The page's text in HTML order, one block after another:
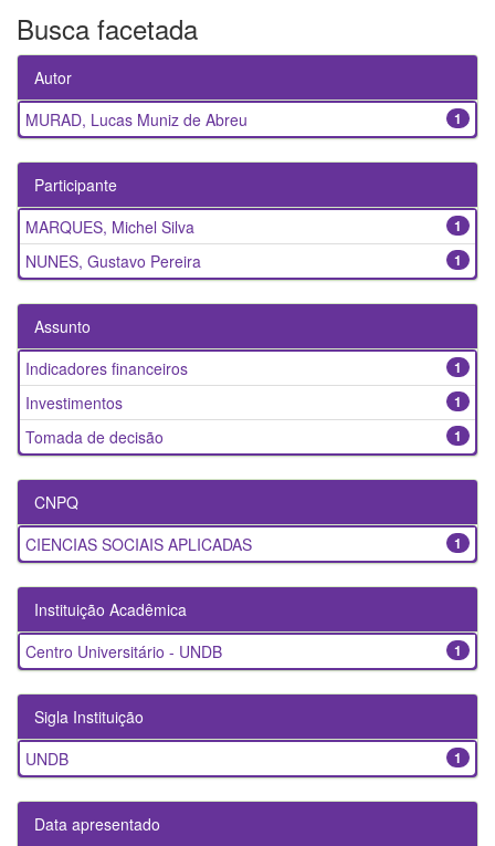
Busca facetada
Autor
1
MURAD, Lucas Muniz de Abreu
Participante
1
MARQUES, Michel Silva
1
NUNES, Gustavo Pereira
Assunto
1
Indicadores financeiros
1
Investimentos
1
Tomada de decisão
CNPQ
1
CIENCIAS SOCIAIS APLICADAS
Instituição Acadêmica
1
Centro Universitário - UNDB
Sigla Instituição
1
UNDB
Data apresentado